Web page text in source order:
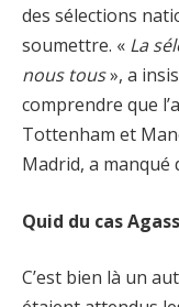
des sélections
soumettre. « La
nous tous», a
comprendre que
Tottenham et
Madrid, a manqué
Quid du cas
C’est bien là un